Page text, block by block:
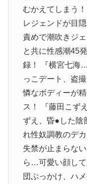
むかえてしまう
レジェンドが目
責めで潮吹きジ
と共に性感潮45
録！ 『横宮七海
っこデート、盗
憐なボディーが
ス！ 『藤田こず
ずえ、昏●した陰
れ性奴調教のデ
失禁が止まらな
ら…可愛い顔し
団ぶっかけ、ハ